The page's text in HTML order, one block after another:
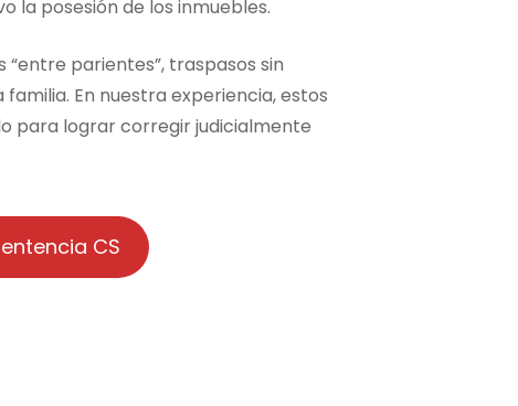
la posesión de los inmuebles.
parientes”, traspasos sin
En nuestra experiencia, estos
para lograr corregir judicialmente
CS